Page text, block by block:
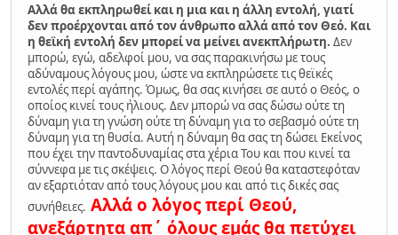
Αλλά θα εκπληρωθεί και η μια και η άλλη εντολή, γιατί
δεν προέρχονται από τον άνθρωπο αλλά από τον Θεό. Και
η θεϊκή εντολή δεν μπορεί να μείνει ανεκπλήρωτη. Δεν
μπορώ, εγώ, αδελφοί μου, να σας παρακινήσω με τους
αδύναμους λόγους μου, ώστε να εκπληρώσετε τις θεϊκές
εντολές περί αγάπης. Όμως, θα σας κινήσει σε αυτό ο Θεός, ο
οποίος κινεί τους ήλιους. Δεν μπορώ να σας δώσω ούτε τη
δύναμη για τη γνώση ούτε τη δύναμη για το σεβασμό ούτε τη
δύναμη για τη θυσία. Αυτή η δύναμη θα σας τη δώσει Εκείνος
που έχει την παντοδυναμίας στα χέρια Του και που κινεί τα
σύννεφα με τις σκέψεις. Ο λόγος περί Θεού θα καταστεφόταν
αν εξαρτιόταν από τους λόγους μου και από τις δικές σας
συνήθειες. Αλλά ο λόγος περί Θεού,
ανεξάρτητα απ΄ όλους εμάς θα πετύχει